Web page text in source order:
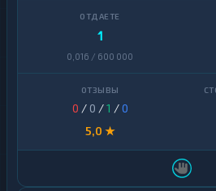
1
0,016 / 600 000
0 / 0 /1 /0
5,0 ★